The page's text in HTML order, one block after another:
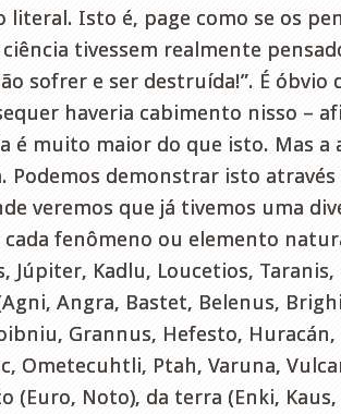
literal. Isto é, page como se os
tivessem realmente
sofrer e ser destruída!”. É óbvio
haveria cabimento nisso –
é muito maior do que isto. Mas
Podemos demonstrar isto
veremos que já tivemos uma
cada fenômeno ou elemento
Júpiter, Kadlu, Loucetios,
Angra, Bastet, Belenus,
Grannus, Hefesto,
Ometecuhtli, Ptah, Varuna,
(Euro, Noto), da terra (Enki,